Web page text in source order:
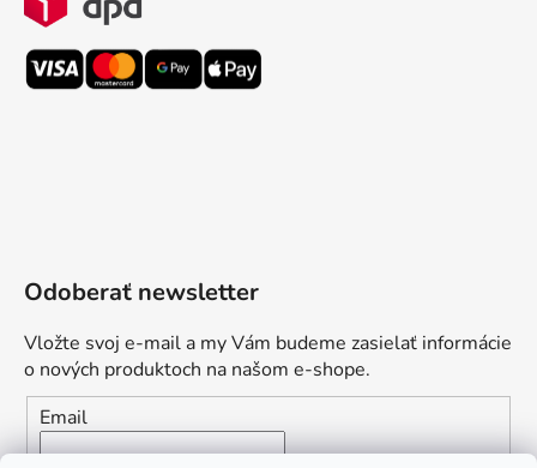
Odoberať newsletter
Vložte svoj e-mail a my Vám budeme zasielať informácie
o nových produktoch na našom e-shope.
Email